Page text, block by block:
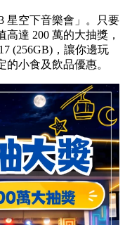
星空下音樂會」。只要
達 200 萬的大抽獎，
(256GB)，讓你邊玩
小食及飲品優惠。